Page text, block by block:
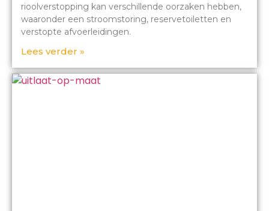
rioolverstopping kan verschillende oorzaken hebben,
waaronder een stroomstoring, reservetoiletten en
verstopte afvoerleidingen.
Lees verder »